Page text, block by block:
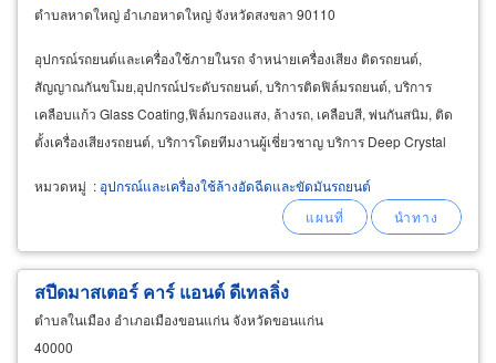
ตำบลหาดใหญ่ อำเภอหาดใหญ่ จังหวัดสงขลา 90110
อุปกรณ์รถยนต์และเครื่องใช้ภายในรถ จำหน่ายเครื่องเสียง ติดรถยนต์,
สัญญาณกันขโมย,อุปกรณ์ประดับรถยนต์, บริการติดฟิล์มรถยนต์, บริการ
เคลือบแก้ว Glass Coating,ฟิล์มกรองแสง, ล้างรถ, เคลือบสี, พ่นกันสนิม, ติด
ตั้งเครื่องเสียงรถยนต์, บริการโดยทีมงานผู้เชี่ยวชาญ บริการ Deep Crystal
หมวดหมู่ : อุปกรณ์และเครื่องใช้ล้างอัดฉีดและขัดมันรถยนต์
สปีดมาสเตอร์ คาร์ แอนด์ ดีเทลลิ่ง
ตำบลในเมือง อำเภอเมืองขอนแก่น จังหวัดขอนแก่น
40000